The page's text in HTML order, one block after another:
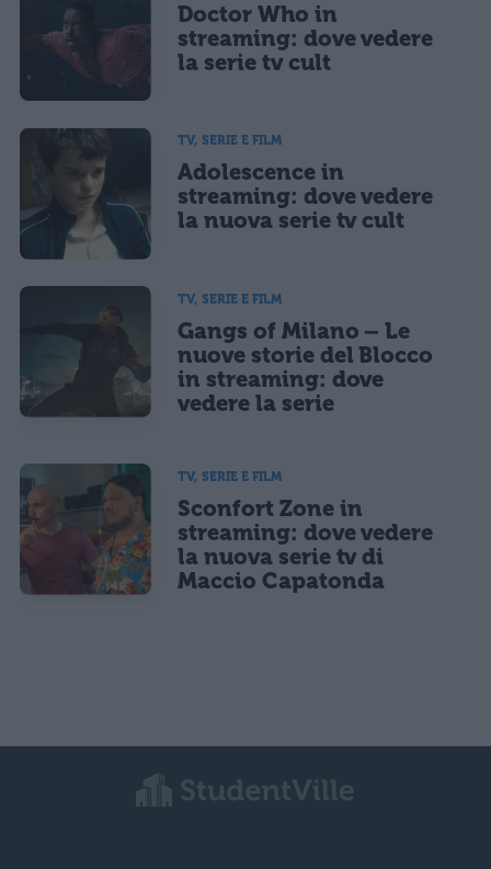
Doctor Who in
streaming: dove vedere
la serie tv cult
TV, SERIE E FILM
Adolescence in
streaming: dove vedere
la nuova serie tv cult
TV, SERIE E FILM
Gangs of Milano – Le
nuove storie del Blocco
in streaming: dove
vedere la serie
TV, SERIE E FILM
Sconfort Zone in
streaming: dove vedere
la nuova serie tv di
Maccio Capatonda